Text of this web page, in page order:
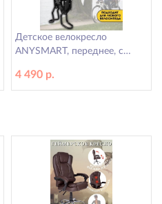
Детское велокресло
ANYSMART, переднее, с
4 490 р.